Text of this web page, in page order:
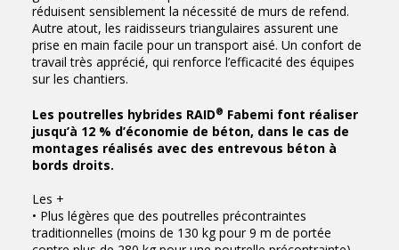
réduisent sensiblement la nécessité de murs de refend.
Autre atout, les raidisseurs triangulaires assurent une
prise en main facile pour un transport aisé. Un confort de
travail très apprécié, qui renforce l’efficacité des équipes
sur les chantiers.
Les poutrelles hybrides RAID® Fabemi font réaliser
jusqu’à 12 % d’économie de béton, dans le cas de
montages réalisés avec des entrevous béton à
bords droits.
Les +
• Plus légères que des poutrelles précontraintes
traditionnelles (moins de 130 kg pour 9 m de portée